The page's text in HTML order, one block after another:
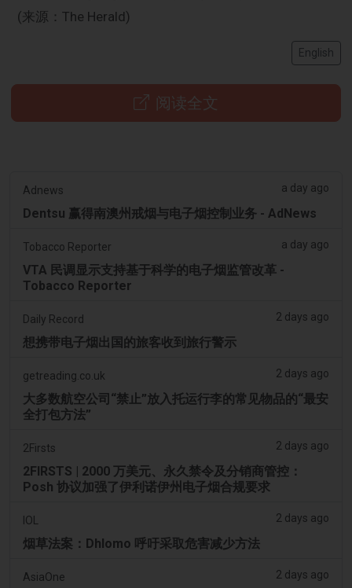
(来源：The Herald)
English
阅读全文
Adnews a day ago
Dentsu 赢得南澳州戒烟与电子烟控制业务 - AdNews
Tobacco Reporter a day ago
VTA 民调显示支持基于科学的电子烟监管改革 -
Tobacco Reporter
Daily Record 2 days ago
想携带电子烟出国的旅客收到旅行警示
getreading.co.uk 2 days ago
大多数航空公司“禁止”放入托运行李的常见物品的“最安
全打包方法”
2Firsts 2 days ago
2FIRSTS | 2000 万美元、永久禁令及分销商管控：
Posh 协议加强了伊利诺伊州电子烟合规要求
IOL 2 days ago
烟草法案：Dhlomo 呼吁采取危害减少方法
AsiaOne 2 days ago